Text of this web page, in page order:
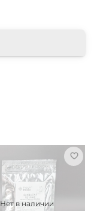
Нет в наличии